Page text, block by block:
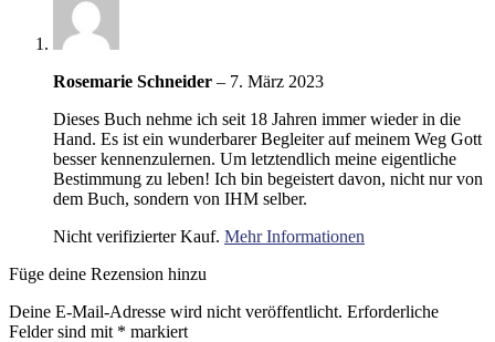
Rosemarie Schneider – 7. März 2023
Dieses Buch nehme ich seit 18 Jahren immer wieder in die
Hand. Es ist ein wunderbarer Begleiter auf meinem Weg Gott
besser kennenzulernen. Um letztendlich meine eigentliche
Bestimmung zu leben! Ich bin begeistert davon, nicht nur von
dem Buch, sondern von IHM selber.
Nicht verifizierter Kauf. Mehr Informationen
Füge deine Rezension hinzu
Deine E-Mail-Adresse wird nicht veröffentlicht. Erforderliche
Felder sind mit * markiert